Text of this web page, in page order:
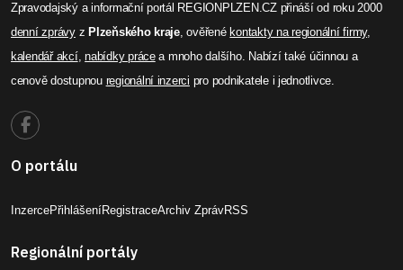
Zpravodajský a informační portál REGIONPLZEN.CZ přináší od roku 2000
denní zprávyz Plzeňského kraje, ověřené kontakty na regionální firmy,
kalendář akcí,nabídky prácea mnoho dalšího. Nabízí také účinnou a
cenově dostupnou regionální inzerci pro podnikatele i jednotlivce.
O portálu
InzercePřihlášeníRegistraceArchiv ZprávRSS
Regionální portály